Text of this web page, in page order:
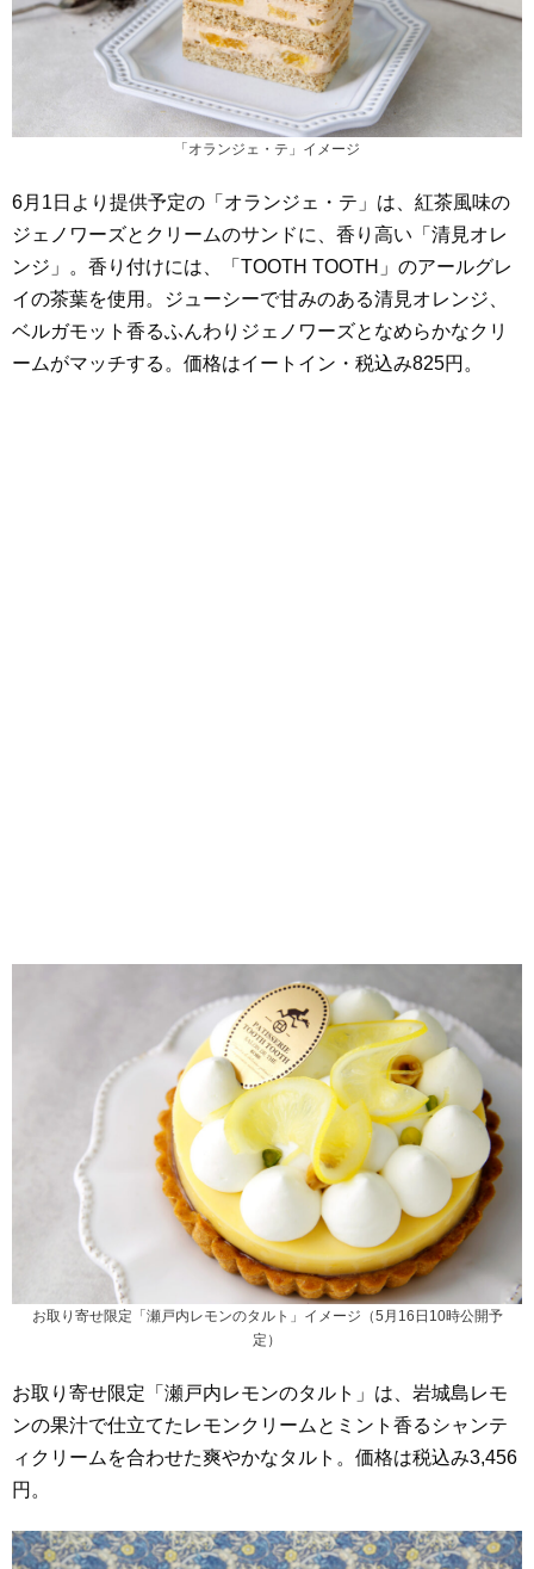
「オランジェ・テ」イメージ
6月1日より提供予定の「オランジェ・テ」は、紅茶風味の
ジェノワーズとクリームのサンドに、香り高い「清見オレ
ンジ」。​香り付けには、「TOOTH TOOTH」のアールグレ
イの茶葉を使用。​ジューシーで甘みのある清見オレンジ、
ベルガモット香るふんわりジェノワーズとなめらかなクリ
ームがマッチする。価格はイートイン・税込み825円。
お取り寄せ限定「瀬戸内レモンのタルト」イメージ（5月16日10時公開予
定）
お取り寄せ限定「瀬戸内レモンのタルト」は、岩城島レモ
ンの果汁で仕立てたレモンクリームとミント香るシャンテ
ィクリームを合わせた爽やかなタルト。価格は税込み3,456
円。